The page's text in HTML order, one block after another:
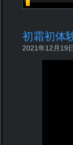
初霜初体
2021年12月19